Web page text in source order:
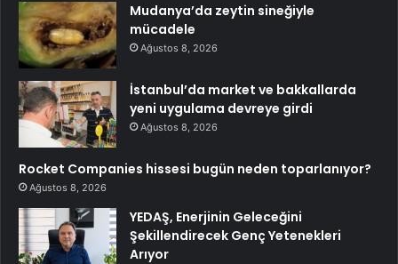
Mudanya’da zeytin sineğiyle
mücadele
Ağustos 8, 2026
İstanbul’da market ve bakkallarda
yeni uygulama devreye girdi
Ağustos 8, 2026
Rocket Companies hissesi bugün neden toparlanıyor?
Ağustos 8, 2026
YEDAŞ, Enerjinin Geleceğini
Şekillendirecek Genç Yetenekleri
Arıyor